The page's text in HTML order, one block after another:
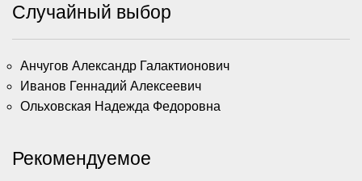
Случайный выбор
Анчугов Александр Галактионович
Иванов Геннадий Алексеевич
Ольховская Надежда Федоровна
Рекомендуемое